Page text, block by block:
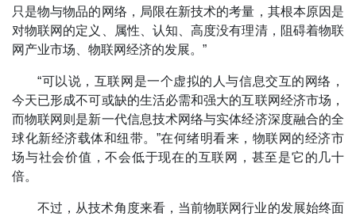
只是物与物品的网络，局限在新技术的考量，其根本原因是
对物联网的定义、属性、认知、高度没有理清，阻碍着物联
网产业市场、物联网经济的发展。”
“可以说，互联网是一个虚拟的人与信息交互的网络，
今天已形成不可或缺的生活必需和强大的互联网经济市场，
而物联网则是新一代信息技术网络与实体经济深度融合的全
球化新经济载体和纽带。”在何绪明看来，物联网的经济市
场与社会价值，不会低于现在的互联网，甚至是它的几十
倍。
不过，从技术角度来看，当前物联网行业的发展始终面